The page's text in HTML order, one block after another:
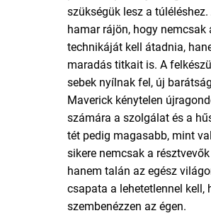
szükségük lesz a
hamar rájön, hogy nemcsak
technikáját kell átadnia,
maradás titkait is. A
sebek nyílnak fel, új
Maverick kénytelen
számára a szolgálat és a
tét pedig magasabb, mint
sikere nemcsak a
hanem talán az egész
csapata a lehetetlennel kell,
szembenézzen az égen.